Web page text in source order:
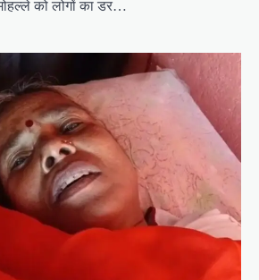
को लोगों का डर…